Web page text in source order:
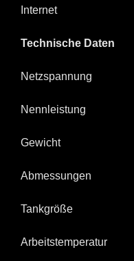
Internet
Technische Daten
Netzspannung
Nennleistung
Gewicht
Abmessungen
Tankgröße
Arbeitstemperatur